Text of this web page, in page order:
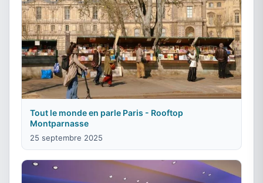
Tout le monde en parle Paris - Rooftop
Montparnasse
25 septembre 2025